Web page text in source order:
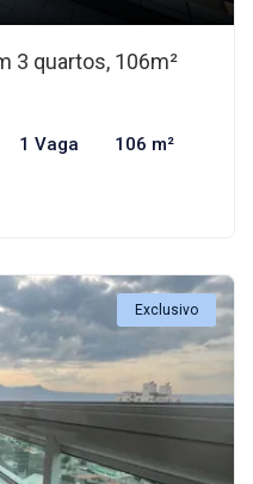
3 quartos, 106m²
1 Vaga 106 m²
Exclusivo